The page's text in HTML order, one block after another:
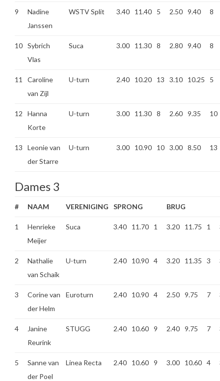
9
Nadine
Janssen
WSTV Split 3.40 11.40 5 2.50 9.40 8
10 Sybrich
Vlas
Suca 3.00 11.30 8 2.80 9.40 8
11
Caroline
van Zijl
U-turn 2.40 10.20 13 3.10 10.25 5
12
Hanna
Korte
U-turn 3.00 11.30 8 2.60 9.35 10
13
Leonie van
der Starre
U-turn 3.00 10.90 10 3.00 8.50 13
Dames 3
# NAAM VERENIGING SPRONG BRUG
1
Henrieke
Meijer
Suca 3.40 11.70 1 3.20 11.75 1
2
Nathalie
van Schaik
U-turn 2.40 10.90 4 3.20 11.35 3
3
Corine van
der Helm
Euroturn 2.40 10.90 4 2.50 9.75 7
4
Janine
Reurink
STUGG 2.40 10.60 9 2.40 9.75 7
5
Sanne van
der Poel
Linea Recta 2.40 10.60 9 3.00 10.60 4